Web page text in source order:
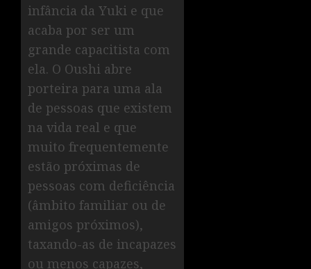
infância da Yuki e que
acaba por ser um
grande capacitista com
ela. O Oushi abre
porteira para uma ala
de pessoas que existem
na vida real e que
muito frequentemente
estão próximas de
pessoas com deficiência
(âmbito familiar ou de
amigos próximos),
taxando-as de incapazes
ou menos capazes,